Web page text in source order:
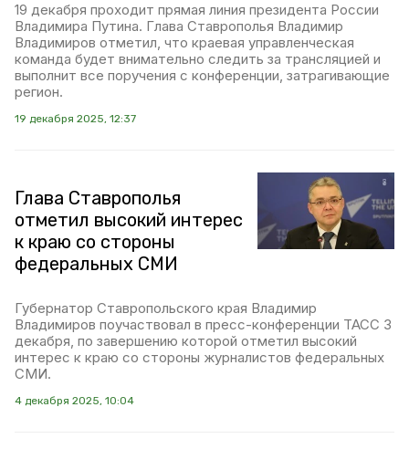
19 декабря проходит прямая линия президента России
Владимира Путина. Глава Ставрополья Владимир
Владимиров отметил, что краевая управленческая
команда будет внимательно следить за трансляцией и
выполнит все поручения с конференции, затрагивающие
регион.
19 декабря 2025, 12:37
Глава Ставрополья
отметил высокий интерес
к краю со стороны
федеральных СМИ
Губернатор Ставропольского края Владимир
Владимиров поучаствовал в пресс-конференции ТАСС 3
декабря, по завершению которой отметил высокий
интерес к краю со стороны журналистов федеральных
СМИ.
4 декабря 2025, 10:04